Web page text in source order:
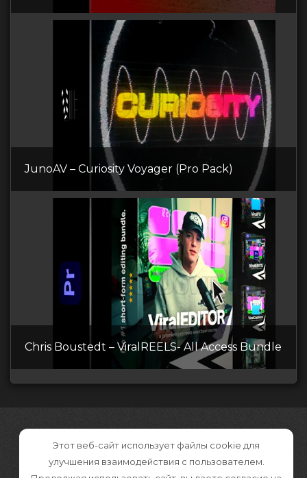
JunoAV – Curiosity Voyager (Pro Pack)
Chris Boustedt – ViralREELS- All Access Bundle
Этот веб-сайт использует файлы cookie для
улучшения взаимодействия с пользователем.